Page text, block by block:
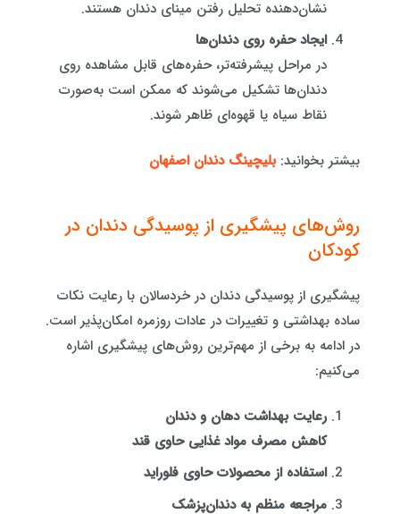
نشان‌دهنده تحلیل رفتن مینای دندان هستند.
ایجاد حفره روی دندان‌ها
در مراحل پیشرفته‌تر، حفره‌های قابل مشاهده روی
دندان‌ها تشکیل می‌شوند که ممکن است به‌صورت
نقاط سیاه یا قهوه‌ای ظاهر شوند.
بیشتر بخوانید:بلیچینگ دندان اصفهان
روش‌های پیشگیری از پوسیدگی دندان در
کودکان
پیشگیری از پوسیدگی دندان در خردسالان با رعایت نکات
ساده بهداشتی و تغییرات در عادات روزمره امکان‌پذیر است.
در ادامه به برخی از مهم‌ترین روش‌های پیشگیری اشاره
می‌کنیم:
رعایت بهداشت دهان و دندان
کاهش مصرف مواد غذایی حاوی قند
استفاده از محصولات حاوی فلوراید
مراجعه منظم به دندان‌پزشک